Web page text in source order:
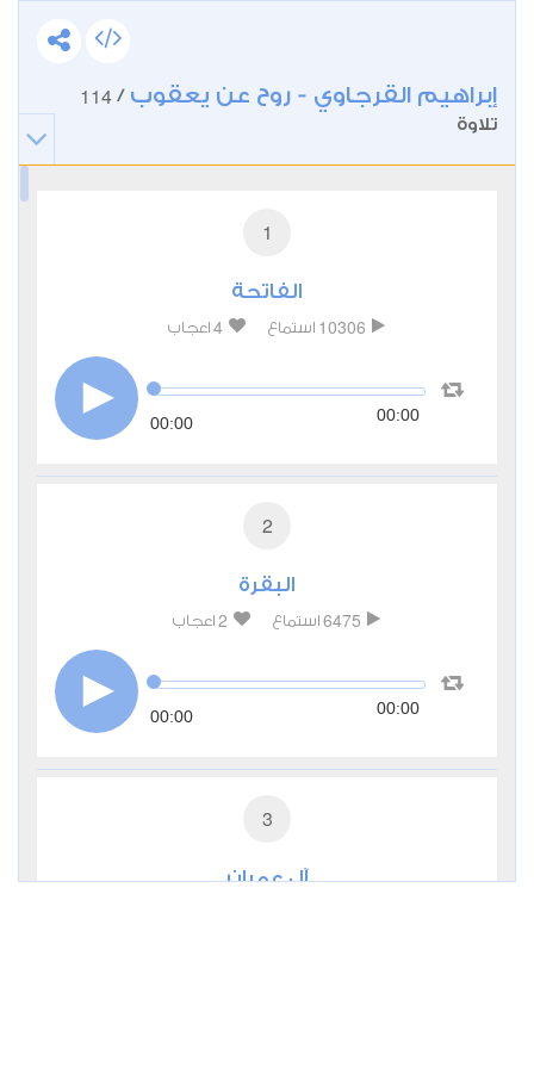
إبراهيم القرجاوي - روح عن يعقوب /
114
تلاوة
1
الفاتحة
10306 استماع 4 اعجاب
00:00 00:00
2
البقرة
6475 استماع 2 اعجاب
00:00 00:00
3
آل عمران